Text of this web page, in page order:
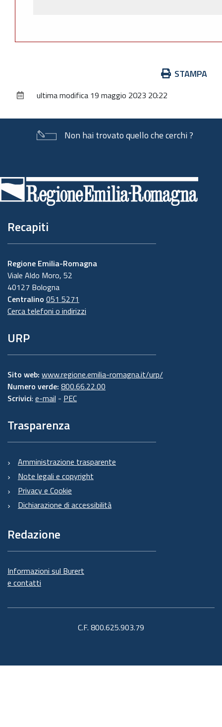
documento
STAMPA
ultima modifica 19 maggio 2023 20:22
Non hai trovato quello che cerchi ?
di
pagina
Recapiti
Regione Emilia-Romagna
Viale Aldo Moro, 52
40127 Bologna
Centralino 051 5271
Cerca telefoni o indirizzi
URP
Sito web: www.regione.emilia-romagna.it/urp/
Numero verde: 800.66.22.00
Scrivici: e-mail - PEC
Trasparenza
Amministrazione trasparente
Note legali e copyright
Privacy e Cookie
Dichiarazione di accessibilità
Redazione
Informazioni sul Burert
e contatti
C.F. 800.625.903.79